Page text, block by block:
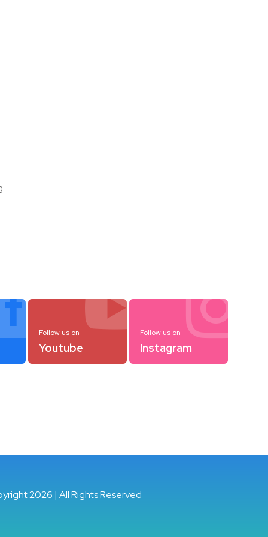

Follow us on
Youtube

Follow us on
Instagram
2026 | All Rights Reserved